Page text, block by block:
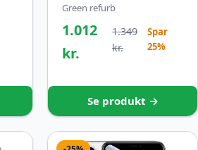
Green refurb
1.012
kr.
1.349
kr.
Spar
25%
Se produkt →